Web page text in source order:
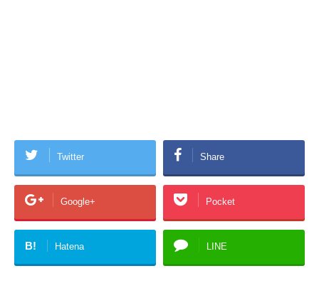
Twitter Share
Google+ Pocket
B! Hatena LINE